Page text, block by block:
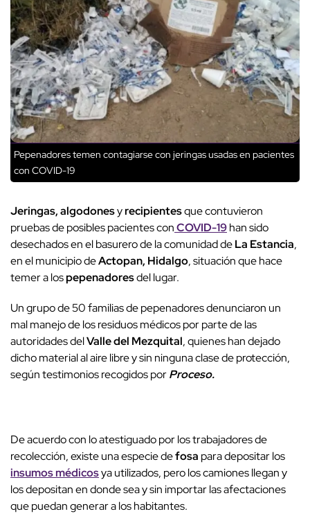
Pepenadores temen contagiarse con jeringas usadas en pacientes
con COVID-19
Jeringas, algodonesyrecipientesque contuvieron
pruebas de posibles pacientes conCOVID-19han sido
desechados en el basurero de la comunidad deLa Estancia,
en el municipio deActopan, Hidalgo, situación que hace
temer a lospepenadoresdel lugar.
Un grupo de 50 familias de pepenadores denunciaron un
mal manejo de los residuos médicos por parte de las
autoridades delValle del Mezquital, quienes han dejado
dicho material al aire libre y sin ninguna clase de protección,
según testimonios recogidos porProceso.
De acuerdo con lo atestiguado por los trabajadores de
recolección, existe una especie defosa para depositar los
insumos médicosya utilizados, pero los camiones llegan y
los depositan en donde sea y sin importar las afectaciones
que puedan generar a los habitantes.